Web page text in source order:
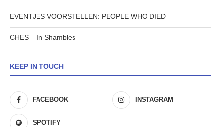
EVENTJES VOORSTELLEN: PEOPLE WHO DIED
CHES – In Shambles
KEEP IN TOUCH
FACEBOOK INSTAGRAM
SPOTIFY